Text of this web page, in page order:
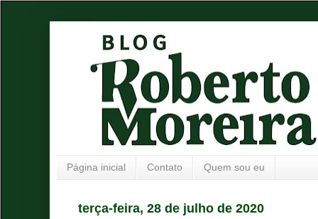
Página inicial Contato Quem sou eu
terça-feira, 28 de julho de 2020